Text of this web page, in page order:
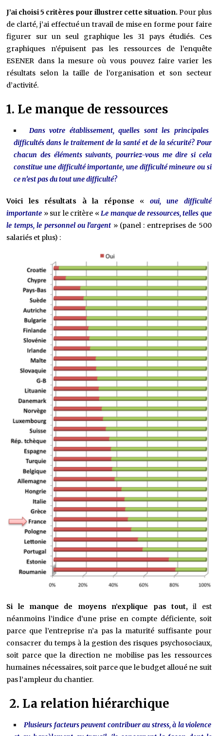
J’ai choisi 5 critères pour illustrer cette situation. Pour plus
de clarté, j’ai effectué un travail de mise en forme pour faire
figurer sur un seul graphique les 31 pays étudiés. Ces
graphiques n’épuisent pas les ressources de l’enquête
ESENER dans la mesure où vous pouvez faire varier les
résultats selon la taille de l’organisation et son secteur
d’activité.
1. Le manque de ressources
Dans votre établissement, quelles sont les principales
difficultés dans le traitement de la santé et de la sécurité? Pour
chacun des éléments suivants, pourriez-vous me dire si cela
constitue une difficulté importante, une difficulté mineure ou si
ce n’est pas du tout une difficulté?
Voici les résultats à la réponse « oui, une difficulté
importante » sur le critère «Le manque de ressources, telles que
le temps, le personnel ou l’argent » (panel : entreprises de 500
salariés et plus) :
Si le manque de moyens n’explique pas tout,il est
néanmoins l’indice d’une prise en compte déficiente, soit
parce que l’entreprise n’a pas la maturité suffisante pour
consacrer du temps à la gestion des risques psychosociaux,
soit parce que la direction ne mobilise pas les ressources
humaines nécessaires, soit parce que le budget alloué ne suit
pas l’ampleur du chantier.
2. La relation hiérarchique
Plusieurs facteurs peuvent contribuer au stress, à la violence